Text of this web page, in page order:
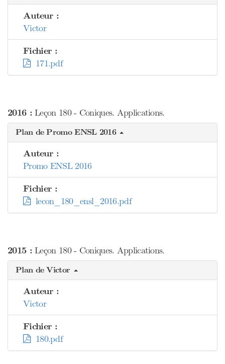
Auteur :
Victor
Fichier :
171.pdf
2016 :Leçon 180 - Coniques. Applications.
Plan de Promo ENSL 2016
Auteur :
Promo ENSL 2016
Fichier :
lecon_180_ensl_2016.pdf
2015 :Leçon 180 - Coniques. Applications.
Plan de Victor
Auteur :
Victor
Fichier :
180.pdf